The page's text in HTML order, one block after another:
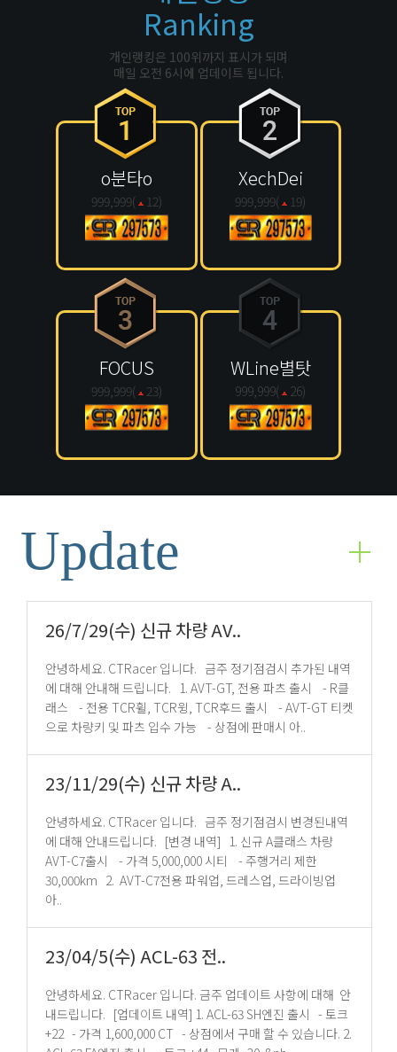
Ranking
개인랭킹은 100위까지 표시가 되며
매일 오전 6시에 업데이트 됩니다.
o분타o
999,999( 12)
XechDei
999,999( 19)
FOCUS
999,999( 23)
WLine별탓
999,999( 26)
Update
26/7/29(수) 신규 차량 AV..
안녕하세요. CTRacer 입니다. 금주 정기점검시 추가된 내역
에 대해 안내해 드립니다. 1. AVT-GT, 전용 파츠 출시 - R클
래스 - 전용 TCR휠, TCR윙, TCR후드 출시 - AVT-GT 티켓
으로 차량키 및 파츠 입수 가능 - 상점에 판매시 아..
23/11/29(수) 신규 차량 A..
안녕하세요. CTRacer 입니다. 금주 정기점검시 변경된내역
에 대해 안내드립니다. [변경 내역] 1. 신규 A클래스 차량
AVT-C7출시 - 가격 5,000,000 시티 - 주행거리 제한
30,000km 2. AVT-C7전용 파워업, 드레스업, 드라이빙업
아..
23/04/5(수) ACL-63 전..
안녕하세요. CTRacer 입니다. 금주 업데이트 사항에 대해 안
내드립니다. [업데이트 내역] 1. ACL-63 SH엔진 출시 - 토크
+22 - 가격 1,600,000 CT - 상점에서 구매 할 수 있습니다. 2.